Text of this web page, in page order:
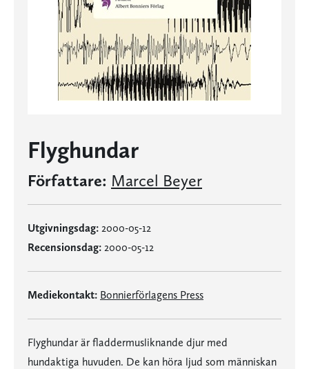
Flyghundar
Författare: Marcel Beyer
Utgivningsdag: 2000-05-12
Recensionsdag: 2000-05-12
Mediekontakt: Bonnierförlagens Press
Flyghundar är fladdermusliknande djur med
hundaktiga huvuden. De kan höra ljud som människan